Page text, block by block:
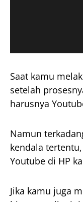
Saat kamu
setelah
harusnya
Namun
kendala
Youtube di HP
Jika kamu juga